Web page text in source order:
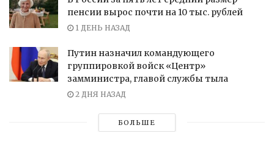
пенсии вырос почти на 10 тыс. рублей
1 ДЕНЬ НАЗАД
Путин назначил командующего
группировкой войск «Центр»
замминистра, главой службы тыла
2 ДНЯ НАЗАД
БОЛЬШЕ